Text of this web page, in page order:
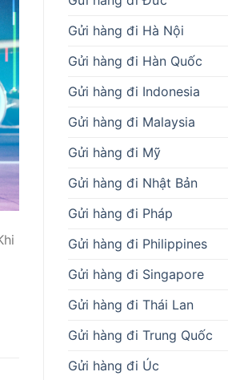
Gửi hàng đi Hà Nội
Gửi hàng đi Hàn Quốc
Gửi hàng đi Indonesia
Gửi hàng đi Malaysia
Gửi hàng đi Mỹ
Gửi hàng đi Nhật Bản
Gửi hàng đi Pháp
Gửi hàng đi Philippines
Gửi hàng đi Singapore
Gửi hàng đi Thái Lan
Gửi hàng đi Trung Quốc
Gửi hàng đi Úc